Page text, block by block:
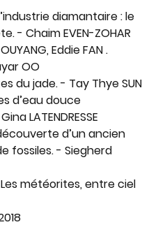
diamantaire : le
- Chaim EVEN-ZOHAR
Eddie FAN .
OO
du jade. - Tay Thye SUN
d’eau douce
LATENDRESSE
d’un ancien
fossiles. - Siegherd
météorites, entre ciel